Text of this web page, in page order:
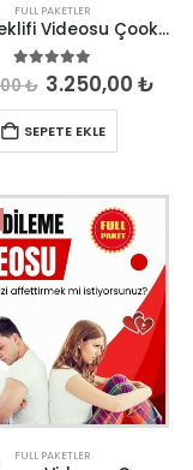
FULL PAKETLER
Evlilik Teklifi Videosu Çook Özel
5.00out of 5
₺ 3.250,00₺
SEPETE EKLE
FULL PAKETLER